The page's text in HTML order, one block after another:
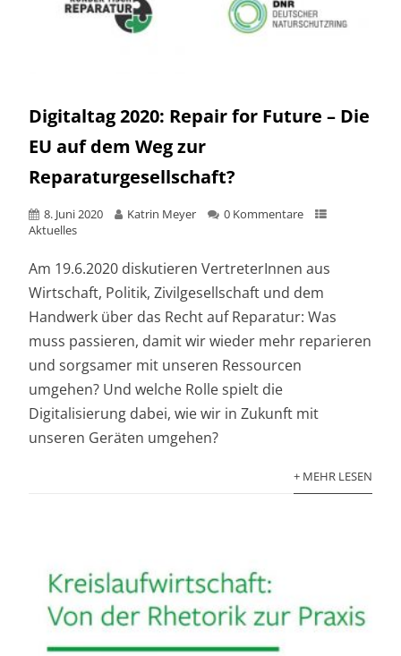
Digitaltag 2020: Repair for Future – Die
EU auf dem Weg zur
Reparaturgesellschaft?
8. Juni 2020 Katrin Meyer
0 Kommentare
Aktuelles
Am 19.6.2020 diskutieren VertreterInnen aus
Wirtschaft, Politik, Zivilgesellschaft und dem
Handwerk über das Recht auf Reparatur: Was
muss passieren, damit wir wieder mehr reparieren
und sorgsamer mit unseren Ressourcen
umgehen? Und welche Rolle spielt die
Digitalisierung dabei, wie wir in Zukunft mit
unseren Geräten umgehen?
+ MEHR LESEN